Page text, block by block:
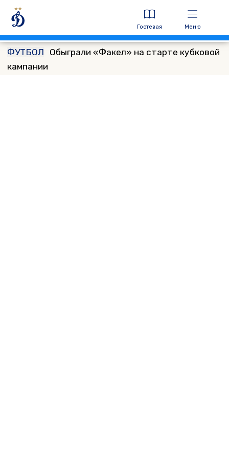
Гостевая Меню
ФУТБОЛ
Обыграли «Факел» на старте кубковой
кампании